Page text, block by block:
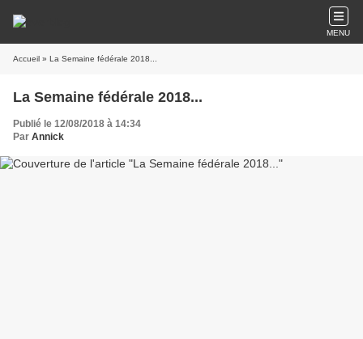
MENU
Accueil » La Semaine fédérale 2018...
La Semaine fédérale 2018...
Publié le 12/08/2018 à 14:34
Par Annick